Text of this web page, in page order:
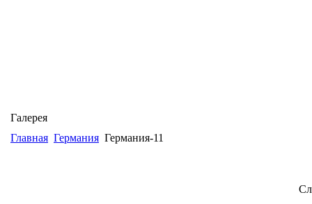
Галерея
Главная Германия Германия-11